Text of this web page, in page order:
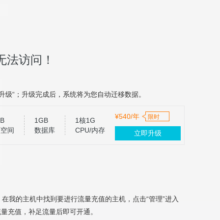
访问！
“；升级完成后，系统将为您自动迁移数据。
间
1GB
数据库
1核1G
CPU/内存
¥540/年 限时
立即升级
在我的主机中找到要进行流量充值的主机，点击“管理”进入
充值，补足流量后即可开通。